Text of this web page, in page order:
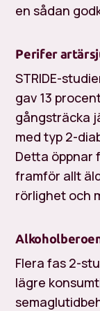
en sådan
Perifer
STRIDE-
gav 13
gångsträcka
med typ 2-
Detta öppnar
framför allt
rörlighet och
Flera fas 2-
lägre